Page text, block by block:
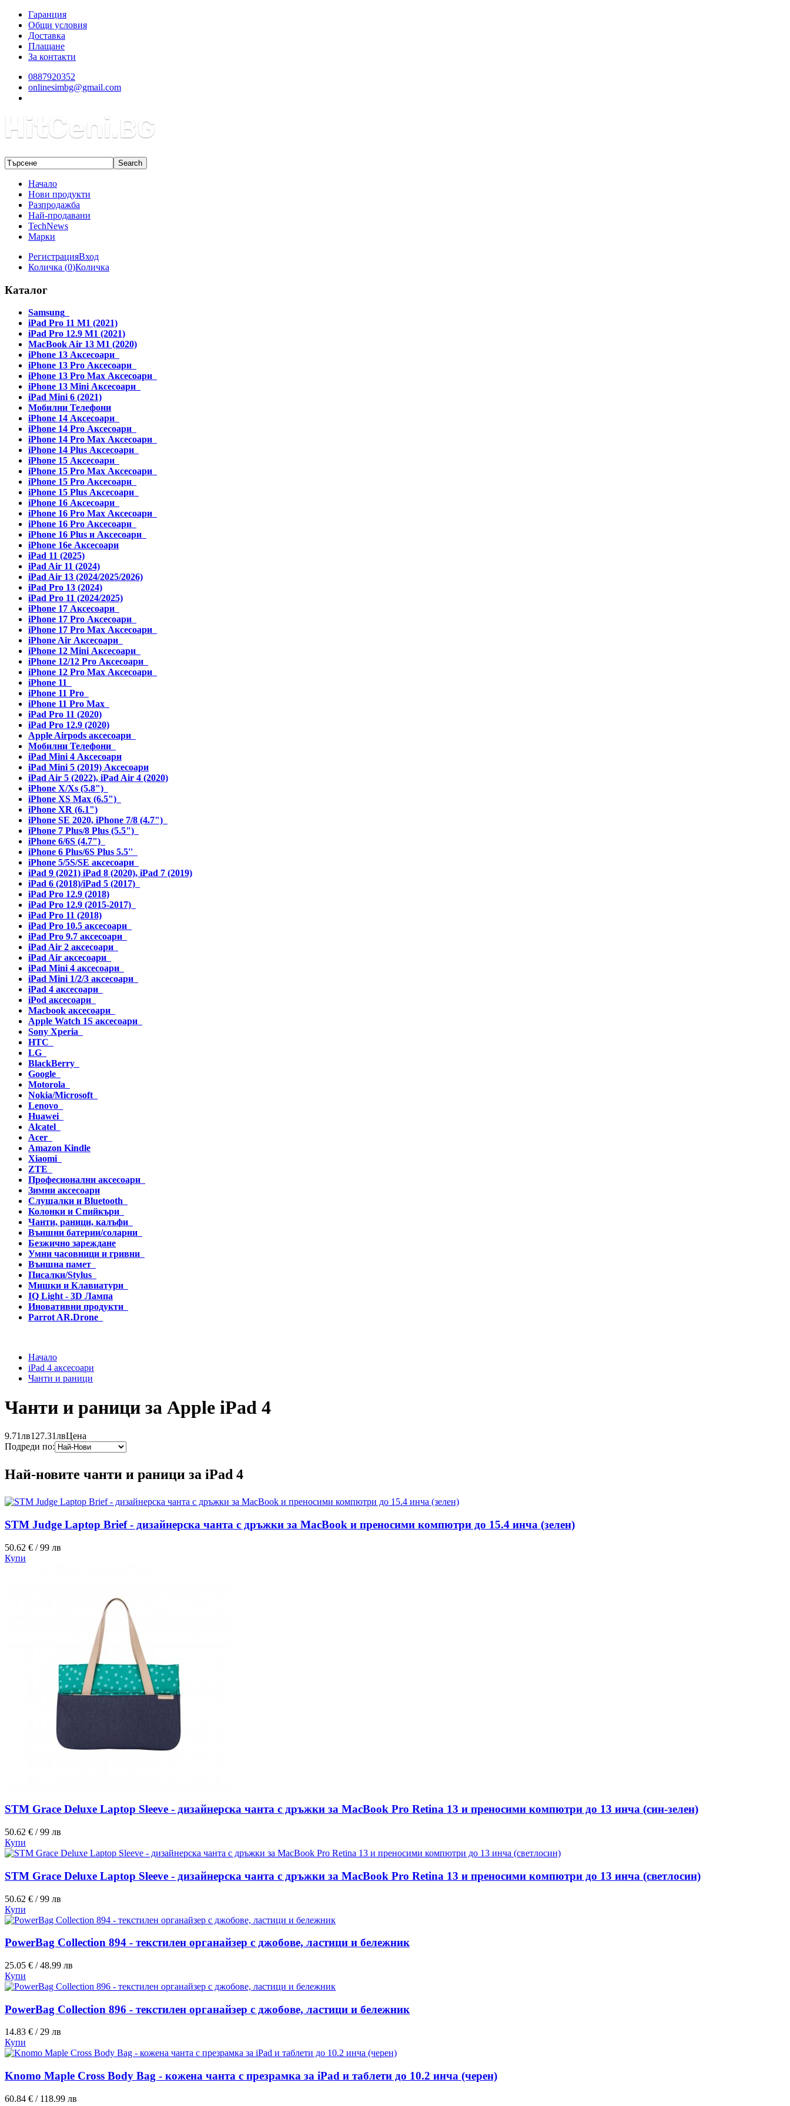
Гаранция
Общи условия
Доставка
Плащане
За контакти
0887920352
onlinesimbg@gmail.com
Начало
Нови продукти
Разпродажба
Най-продавани
TechNews
Марки
РегистрацияВход
Количка (0)Количка
Каталог
Samsung
iPad Pro 11 M1 (2021)
iPad Pro 12.9 M1 (2021)
MacBook Air 13 M1 (2020)
iPhone 13 Аксесоари
iPhone 13 Pro Аксесоари
iPhone 13 Pro Max Аксесоари
iPhone 13 Mini Аксесоари
iPad Mini 6 (2021)
Мобилни Телефони
iPhone 14 Аксесоари
iPhone 14 Pro Аксесоари
iPhone 14 Pro Max Аксесоари
iPhone 14 Plus Аксесоари
iPhone 15 Аксесоари
iPhone 15 Pro Max Аксесоари
iPhone 15 Pro Аксесоари
iPhone 15 Plus Аксесоари
iPhone 16 Аксесоари
iPhone 16 Pro Max Аксесоари
iPhone 16 Pro Аксесоари
iPhone 16 Plus и Аксесоари
iPhone 16e Аксесоари
iPad 11 (2025)
iPad Air 11 (2024)
iPad Air 13 (2024/2025/2026)
iPad Pro 13 (2024)
iPad Pro 11 (2024/2025)
iPhone 17 Аксесоари
iPhone 17 Pro Аксесоари
iPhone 17 Pro Max Аксесоари
iPhone Air Аксесоари
iPhone 12 Mini Аксесоари
iPhone 12/12 Pro Аксесоари
iPhone 12 Pro Max Аксесоари
iPhone 11
iPhone 11 Pro
iPhone 11 Pro Max
iPad Pro 11 (2020)
iPad Pro 12.9 (2020)
Apple Airpods аксесоари
Мобилни Телефони
iPad Mini 4 Аксесоари
iPad Mini 5 (2019) Аксесоари
iPad Air 5 (2022), iPad Air 4 (2020)
iPhone X/Xs (5.8")
iPhone XS Max (6.5")
iPhone XR (6.1")
iPhone SE 2020, iPhone 7/8 (4.7")
iPhone 7 Plus/8 Plus (5.5")
iPhone 6/6S (4.7")
iPhone 6 Plus/6S Plus 5.5''
iPhone 5/5S/SE аксесоари
iPad 9 (2021) iPad 8 (2020), iPad 7 (2019)
iPad 6 (2018)/iPad 5 (2017)
iPad Pro 12.9 (2018)
iPad Pro 12.9 (2015-2017)
iPad Pro 11 (2018)
iPad Pro 10.5 аксесоари
iPad Pro 9.7 аксесоари
iPad Air 2 аксесоари
iPad Air аксесоари
iPad Mini 4 аксесоари
iPad Mini 1/2/3 аксесоари
iPad 4 аксесоари
iPod аксесоари
Macbook аксесоари
Apple Watch 1S аксесоари
Sony Xperia
HTC
LG
BlackBerry
Google
Motorola
Nokia/Microsoft
Lenovo
Huawei
Alcatel
Acer
Amazon Kindle
Xiaomi
ZTE
Професионални аксесоари
Зимни аксесоари
Слушалки и Bluetooth
Колонки и Спийкъри
Чанти, раници, калъфи
Външни батерии/соларни
Безжично зареждане
Умни часовници и гривни
Външна памет
Писалки/Stylus
Мишки и Клавиатури
IQ Light - 3D Лампа
Иновативни продукти
Parrot AR.Drone
Начало
iPad 4 аксесоари
Чанти и раници
Чанти и раници за Apple iPad 4
9.71лв127.31лвЦена
Подреди по:
Най-новите чанти и раници за iPad 4
STM Judge Laptop Brief - дизайнерска чанта с дръжки за MacBook и преносими компютри до 15.4 инча (зелен)
50.62 € / 99 лв
Купи
STM Grace Deluxe Laptop Sleeve - дизайнерска чанта с дръжки за MacBook Pro Retina 13 и преносими компютри до 13 инча (син-зелен)
50.62 € / 99 лв
Купи
STM Grace Deluxe Laptop Sleeve - дизайнерска чанта с дръжки за MacBook Pro Retina 13 и преносими компютри до 13 инча (светлосин)
50.62 € / 99 лв
Купи
PowerBag Collection 894 - текстилен органайзер с джобове, ластици и бележник
25.05 € / 48.99 лв
Купи
PowerBag Collection 896 - текстилен органайзер с джобове, ластици и бележник
14.83 € / 29 лв
Купи
Knomo Maple Cross Body Bag - кожена чанта с презрамка за iPad и таблети до 10.2 инча (черен)
60.84 € / 118.99 лв